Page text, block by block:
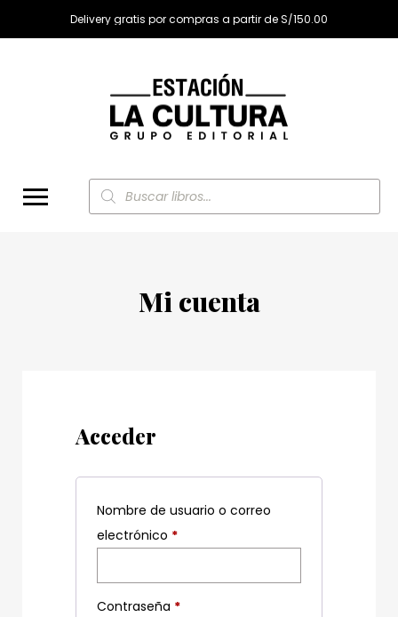
Delivery gratis por compras a partir de S/150.00
Búsqueda
de
productos
Mi cuenta
Acceder
Nombre de usuario o correo
electrónico *Obligatorio
Contraseña *Obligatorio